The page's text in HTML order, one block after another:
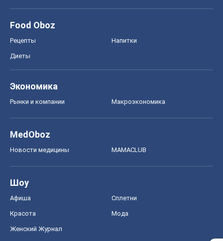
Food Oboz
Рецепты Напитки
Диеты
Экономика
Рынки и компании Mакроэкономика
MedOboz
Новости медицины MAMACLUB
Шоу
Афиша Сплетни
Красота Мода
Женский Журнал